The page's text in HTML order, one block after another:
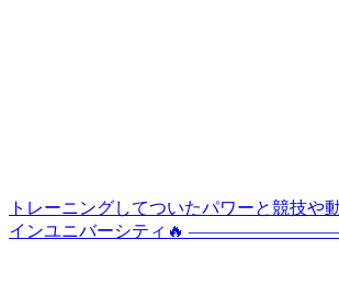
トレーニングしてついたパワーと競技や
インユニバーシティ🔥